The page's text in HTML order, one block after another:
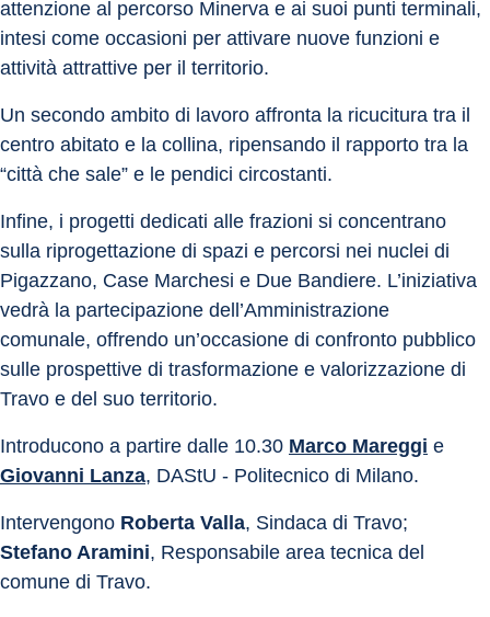
attenzione al percorso Minerva e ai suoi punti terminali,
intesi come occasioni per attivare nuove funzioni e
attività attrattive per il territorio.
Un secondo ambito di lavoro affronta la ricucitura tra il
centro abitato e la collina, ripensando il rapporto tra la
“città che sale” e le pendici circostanti.
Infine, i progetti dedicati alle frazioni si concentrano
sulla riprogettazione di spazi e percorsi nei nuclei di
Pigazzano, Case Marchesi e Due Bandiere. L’iniziativa
vedrà la partecipazione dell’Amministrazione
comunale, offrendo un’occasione di confronto pubblico
sulle prospettive di trasformazione e valorizzazione di
Travo e del suo territorio.
Introducono a partire dalle 10.30 Marco Mareggi e
Giovanni Lanza, DAStU - Politecnico di Milano.
Intervengono Roberta Valla, Sindaca di Travo;
Stefano Aramini, Responsabile area tecnica del
comune di Travo.